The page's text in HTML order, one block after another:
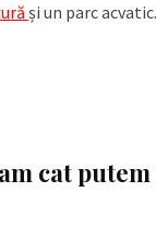
și un parc
cat putem